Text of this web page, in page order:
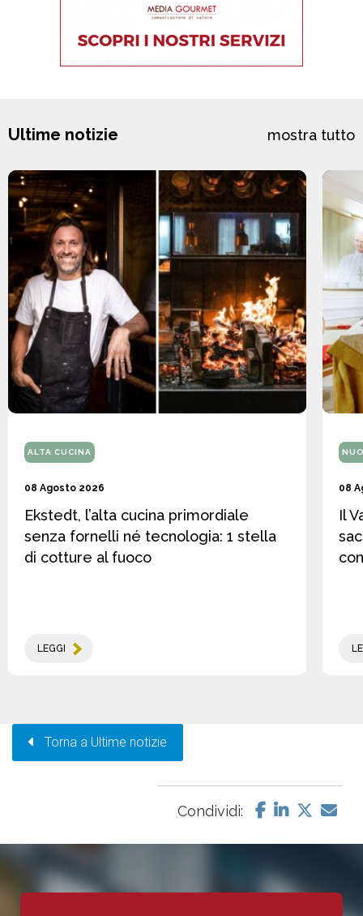
Ultime notizie mostra tutto
ALTA CUCINA
08 Agosto 2026
Ekstedt, l’alta cucina primordiale
senza fornelli né tecnologia: 1 stella
di cotture al fuoco
LEGGI
08
Il
Torna a Ultime notizie
Condividi: